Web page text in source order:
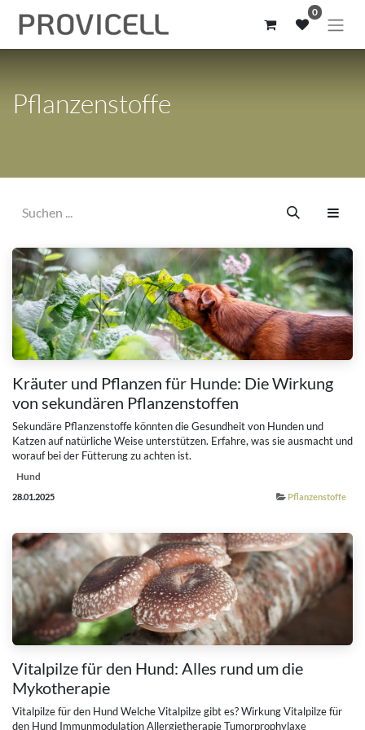
0
Pflanzenstoffe
Kräuter und Pflanzen für Hunde: Die Wirkung
von sekundären Pflanzenstoffen
Sekundäre Pflanzenstoffe könnten die Gesundheit von Hunden und
Katzen auf natürliche Weise unterstützen. Erfahre, was sie ausmacht und
worauf bei der Fütterung zu achten ist.
Hund
28.01.2025 Pflanzenstoffe
Vitalpilze für den Hund: Alles rund um die
Mykotherapie
Vitalpilze für den Hund Welche Vitalpilze gibt es? Wirkung Vitalpilze für
den Hund Immunmodulation Allergietherapie Tumorprophylaxe